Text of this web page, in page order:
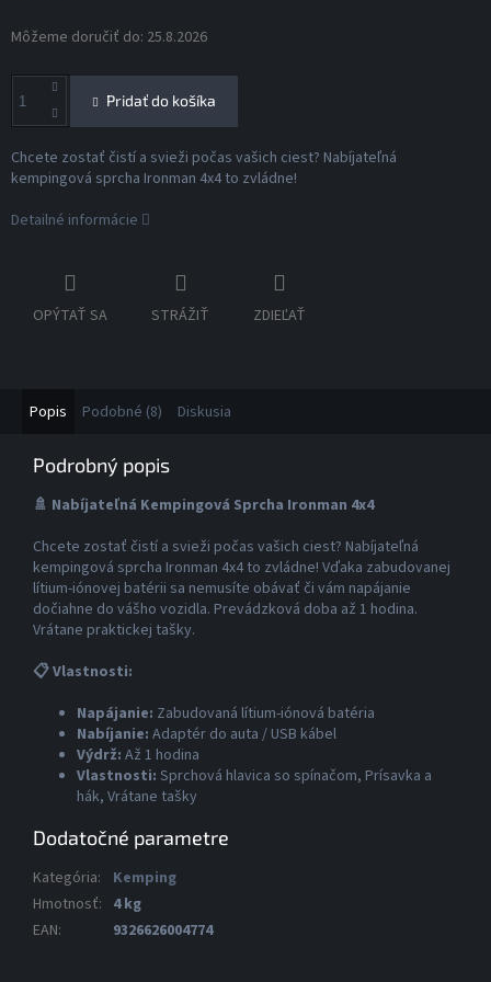
Môžeme doručiť do: 25.8.2026
Pridať do košíka
Chcete zostať čistí a svieži počas vašich ciest? Nabíjateľná
kempingová sprcha Ironman 4x4 to zvládne!
Detailné informácie
OPÝTAŤ SA STRÁŽIŤ ZDIEĽAŤ
Popis Podobné (8) Diskusia
Podrobný popis
🚿 Nabíjateľná Kempingová Sprcha Ironman 4x4
Chcete zostať čistí a svieži počas vašich ciest? Nabíjateľná
kempingová sprcha Ironman 4x4 to zvládne! Vďaka zabudovanej
lítium-iónovej batérii sa nemusíte obávať či vám napájanie
dočiahne do vášho vozidla. Prevádzková doba až 1 hodina.
Vrátane praktickej tašky.
📋 Vlastnosti:
Napájanie: Zabudovaná lítium-iónová batéria
Nabíjanie: Adaptér do auta / USB kábel
Výdrž: Až 1 hodina
Vlastnosti: Sprchová hlavica so spínačom, Prísavka a
hák, Vrátane tašky
Dodatočné parametre
Kategória:
Kemping
Hmotnosť: 4 kg
EAN: 9326626004774